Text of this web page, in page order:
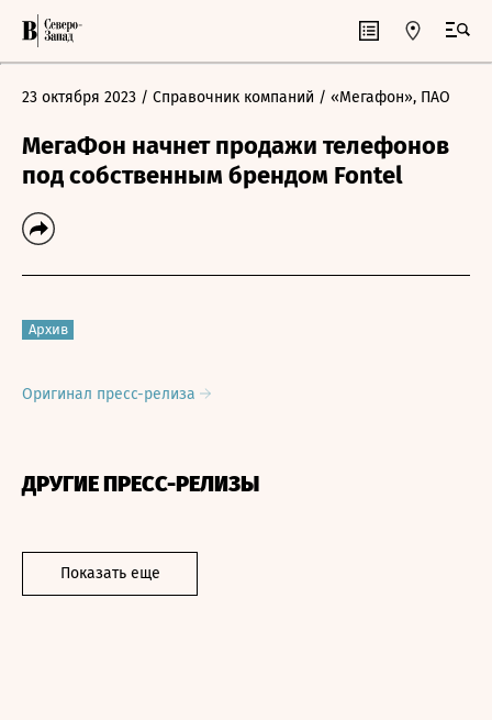
23 октября 2023 / Справочник компаний / «Мегафон», ПАО
МегаФон начнет продажи телефонов
под собственным брендом Fontel
Архив
Оригинал пресс-релиза
ДРУГИЕ ПРЕСС-РЕЛИЗЫ
Показать еще